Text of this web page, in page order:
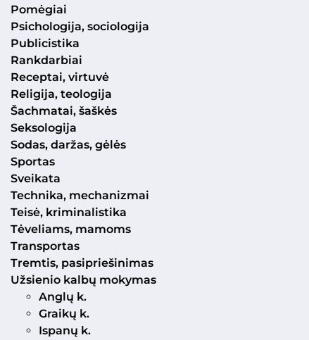
Pomėgiai
Psichologija, sociologija
Publicistika
Rankdarbiai
Receptai, virtuvė
Religija, teologija
Šachmatai, šaškės
Seksologija
Sodas, daržas, gėlės
Sportas
Sveikata
Technika, mechanizmai
Teisė, kriminalistika
Tėveliams, mamoms
Transportas
Tremtis, pasipriešinimas
Užsienio kalbų mokymas
Anglų k.
Graikų k.
Ispanų k.